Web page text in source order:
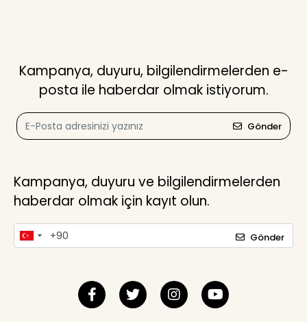
Kampanya, duyuru, bilgilendirmelerden e-
posta ile haberdar olmak istiyorum.
Gönder
Kampanya, duyuru ve bilgilendirmelerden
haberdar olmak için kayıt olun.
Gönder